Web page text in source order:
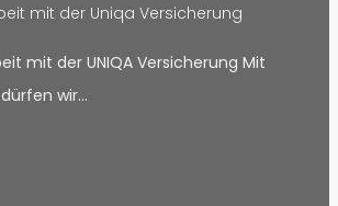
mit der Uniqa Versicherung
mit der UNIQA Versicherung Mit
wir…